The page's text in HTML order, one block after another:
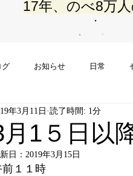
17年、のべ8万
グ お知らせ 日常
月1５日以
年3月11日 読了時間: 1分
日： 2019年3月15日
前１１時